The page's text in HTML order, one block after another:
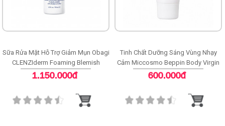
Sữa Rửa Mặt Hỗ Trợ Giảm Mụn Obagi
CLENZIderm Foaming Blemish
Cleanser
1.150.000đ
Tinh Chất Dưỡng Sáng Vùng Nhạy
Cảm Miccosmo Beppin Body Virgin
White Serum
600.000đ